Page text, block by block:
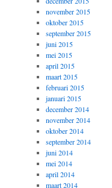
november 2015
oktober 2015
september 2015
juni 2015
mei 2015
april 2015
maart 2015
februari 2015
januari 2015
december 2014
november 2014
oktober 2014
september 2014
juni 2014
mei 2014
april 2014
maart 2014